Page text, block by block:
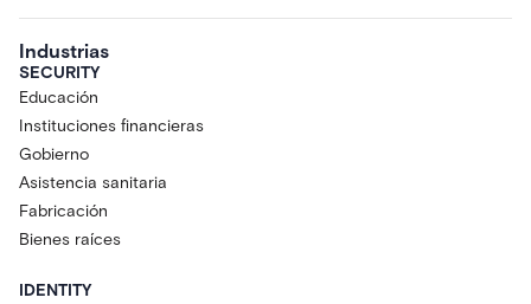
Industrias
SECURITY
Educación
Instituciones financieras
Gobierno
Asistencia sanitaria
Fabricación
Bienes raíces
IDENTITY